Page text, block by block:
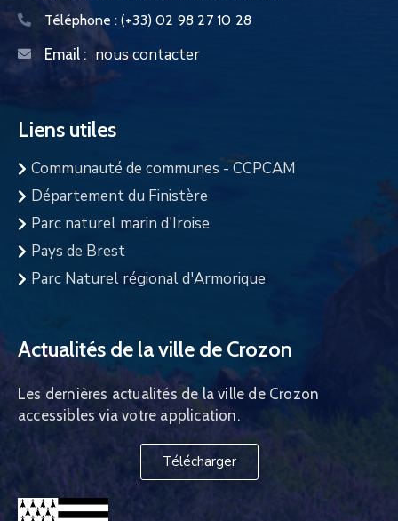
Téléphone : (+33) 02 98 27 10 28
Email : nous contacter
Liens utiles
Communauté de communes - CCPCAM
Département du Finistère
Parc naturel marin d'Iroise
Pays de Brest
Parc Naturel régional d'Armorique
Actualités de la ville de Crozon
Les dernières actualités de la ville de Crozon
accessibles via votre application.
Télécharger